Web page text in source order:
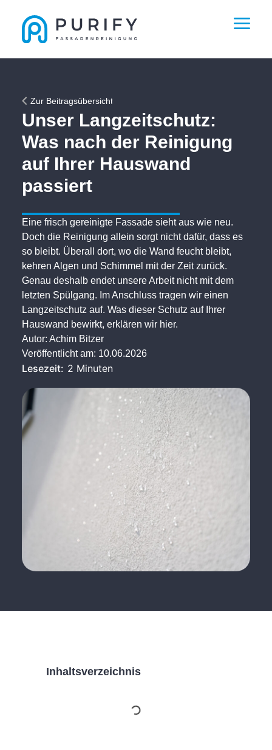
Zur Beitragsübersicht
Unser Langzeitschutz:
Was nach der Reinigung
auf Ihrer Hauswand
passiert
Eine frisch gereinigte Fassade sieht aus wie neu.
Doch die Reinigung allein sorgt nicht dafür, dass es
so bleibt. Überall dort, wo die Wand feucht bleibt,
kehren Algen und Schimmel mit der Zeit zurück.
Genau deshalb endet unsere Arbeit nicht mit dem
letzten Spülgang. Im Anschluss tragen wir einen
Langzeitschutz auf. Was dieser Schutz auf Ihrer
Hauswand bewirkt, erklären wir hier.
Autor: Achim Bitzer
Veröffentlicht am: 10.06.2026
Lesezeit: 2 Minuten
Inhaltsverzeichnis